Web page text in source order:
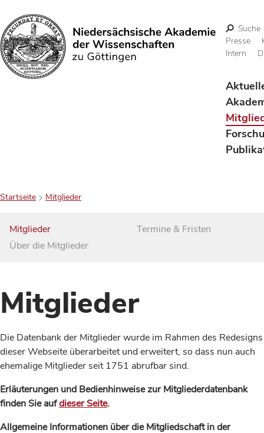
Suchen
Suche
Presse
Intern
Startseite Mitglieder
Mitglieder
Über die Mitglieder
Termine & Fristen
Mitglieder
Die Datenbank der Mitglieder wurde im Rahmen des Redesigns
dieser Webseite überarbeitet und erweitert, so dass nun auch
ehemalige Mitglieder seit 1751 abrufbar sind.
Erläuterungen und Bedienhinweise zur Mitgliederdatenbank
finden Sie aufdieser Seite.
Allgemeine Informationen über die Mitgliedschaft in der